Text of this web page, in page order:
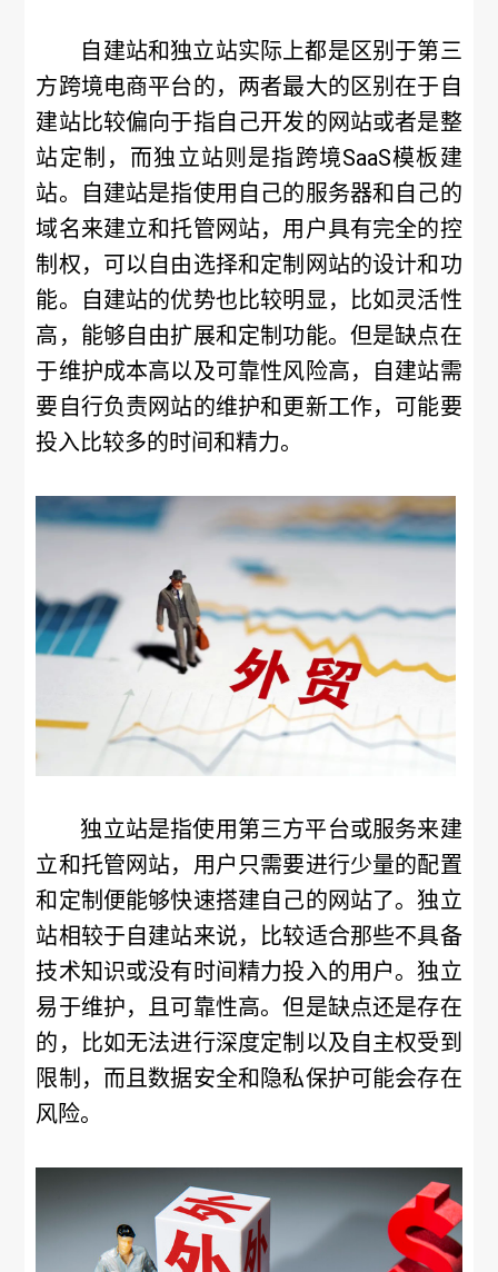
自建站和独立站实际上都是区别于第三
方跨境电商平台的，两者最大的区别在于自
建站比较偏向于指自己开发的网站或者是整
站定制，而独立站则是指跨境SaaS模板建
站。自建站是指使用自己的服务器和自己的
域名来建立和托管网站，用户具有完全的控
制权，可以自由选择和定制网站的设计和功
能。自建站的优势也比较明显，比如灵活性
高，能够自由扩展和定制功能。但是缺点在
于维护成本高以及可靠性风险高，自建站需
要自行负责网站的维护和更新工作，可能要
投入比较多的时间和精力。
独立站是指使用第三方平台或服务来建
立和托管网站，用户只需要进行少量的配置
和定制便能够快速搭建自己的网站了。独立
站相较于自建站来说，比较适合那些不具备
技术知识或没有时间精力投入的用户。独立
易于维护，且可靠性高。但是缺点还是存在
的，比如无法进行深度定制以及自主权受到
限制，而且数据安全和隐私保护可能会存在
风险。